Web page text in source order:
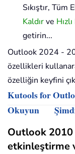
Sıkıştır,
Kaldırve
getirin...
Outlook 2024 -
özellikleri
özelliğin keyfini
Kutools for
Okuyun
Outlook 2010
etkinleştirme